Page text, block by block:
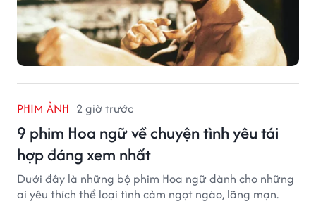
PHIM ẢNH 2 giờ trước
9 phim Hoa ngữ về chuyện tình yêu tái
hợp đáng xem nhất
Dưới đây là những bộ phim Hoa ngữ dành cho những
ai yêu thích thể loại tình cảm ngọt ngào, lãng mạn.